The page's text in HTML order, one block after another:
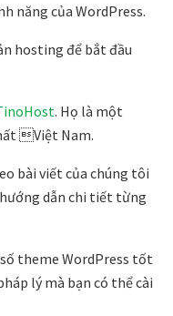
năng của WordPress.
hosting để bắt đầu
. Họ là một
Việt Nam.
bài viết của chúng tôi
dẫn chi tiết từng
theme WordPress tốt
lý mà bạn có thể cài